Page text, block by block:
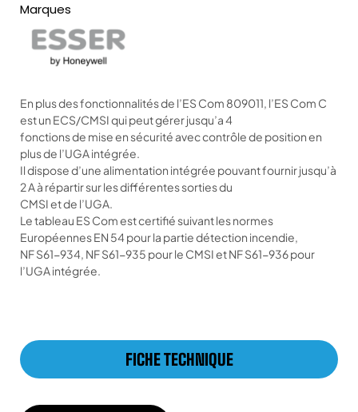
Marques
En plus des fonctionnalités de l’ES Com 809011, l’ES Com C
est un ECS/CMSI qui peut gérer jusqu’a 4
fonctions de mise en sécurité avec contrôle de position en
plus de l’UGA intégrée.
Il dispose d’une alimentation intégrée pouvant fournir jusqu’à
2 A à répartir sur les différentes sorties du
CMSI et de l’UGA.
Le tableau ES Com est certifié suivant les normes
Européennes EN 54 pour la partie détection incendie,
NF S61-934, NF S61-935 pour le CMSI et NF S61-936 pour
l’UGA intégrée.
FICHE TECHNIQUE